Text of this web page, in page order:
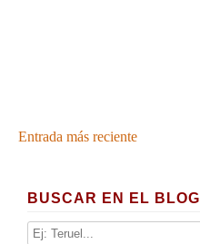
Entrada más reciente
BUSCAR EN EL BLOG